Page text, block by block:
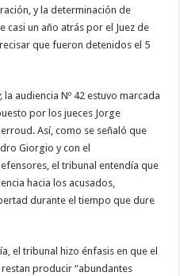
y la determinación de
casi un año atrás por el Juez de
que fueron detenidos el 5
la audiencia Nº 42 estuvo marcada
por los jueces Jorge
Así, como se señaló que
Giorgio y con el
el tribunal entendía que
hacia los acusados,
durante el tiempo que dure
el tribunal hizo énfasis en que el
producir “abundantes